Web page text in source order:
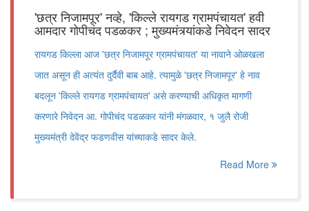
'छत्र निजामपूर' नव्हे, 'किल्ले रायगड ग्रामपंचायत' हवी
आमदार गोपीचंद पडळकर ; मुख्यमंत्र्यांकडे निवेदन सादर
रायगड किल्ला आज 'छत्र निजामपूर ग्रामपंचायत' या नावाने ओळखला
जात असून ही अत्यंत दुर्दैवी बाब आहे. त्यामुळे 'छत्र निजामपूर' हे नाव
बदलून 'किल्ले रायगड ग्रामपंचायत' असे करण्याची अधिकृत मागणी
करणारे निवेदन आ. गोपीचंद पडळकर यांनी मंगळवार, १ जुलै रोजी
मुख्यमंत्री देवेंद्र फडणवीस यांच्याकडे सादर केले.
Read More